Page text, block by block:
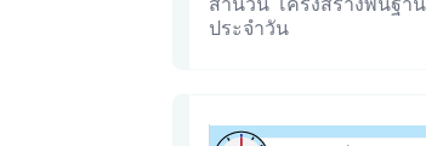
ประจำวัน